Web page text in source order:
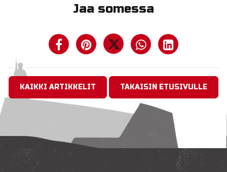
Jaa somessa
KAIKKI ARTIKKELIT TAKAISIN ETUSIVULLE